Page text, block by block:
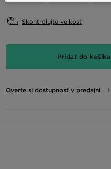
Skontrolujte veľkosť
Pridať do košíka
Overte si dostupnosť v predajni